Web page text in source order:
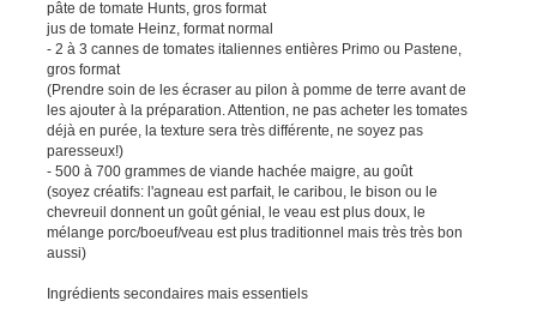
pâte de tomate Hunts, gros format
jus de tomate Heinz, format normal
- 2 à 3 cannes de tomates italiennes entières Primo ou Pastene,
gros format
(Prendre soin de les écraser au pilon à pomme de terre avant de
les ajouter à la préparation. Attention, ne pas acheter les tomates
déjà en purée, la texture sera très différente, ne soyez pas
paresseux!)
- 500 à 700 grammes de viande hachée maigre, au goût
(soyez créatifs: l'agneau est parfait, le caribou, le bison ou le
chevreuil donnent un goût génial, le veau est plus doux, le
mélange porc/boeuf/veau est plus traditionnel mais très très bon
aussi)
Ingrédients secondaires mais essentiels